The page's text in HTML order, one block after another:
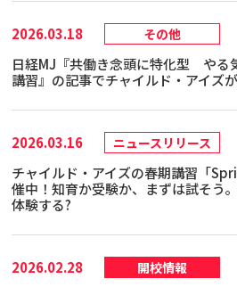
2026.03.18 その他
日経MJ『共働き念頭に特化型 やる
講習』の記事でチャイルド・アイズ
2026.03.16 ニュースリリース
チャイルド・アイズの春期講習「
催中！知育か受験か、まずは試そう
体験する?
2026.02.28 開校情報